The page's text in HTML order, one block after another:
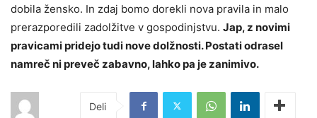
dobila žensko. In zdaj bomo dorekli nova pravila in malo
prerazporedili zadolžitve v gospodinjstvu. Jap, z novimi
pravicami pridejo tudi nove dolžnosti. Postati odrasel
namreč ni preveč zabavno, lahko pa je zanimivo.